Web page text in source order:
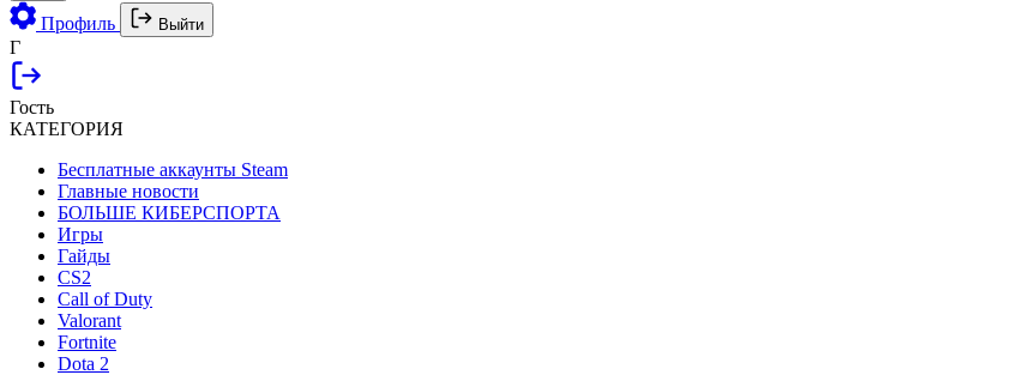
Профиль Выйти
Г
Гость
КАТЕГОРИЯ
Бесплатные аккаунты Steam
Главные новости
БОЛЬШЕ КИБЕРСПОРТА
Игры
Гайды
CS2
Call of Duty
Valorant
Fortnite
Dota 2